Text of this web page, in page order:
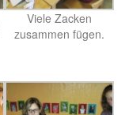
Viele Zacken
zusammen fügen.